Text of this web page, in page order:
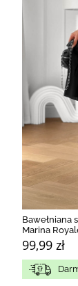
Bawełniana
Marina
99,99 zł